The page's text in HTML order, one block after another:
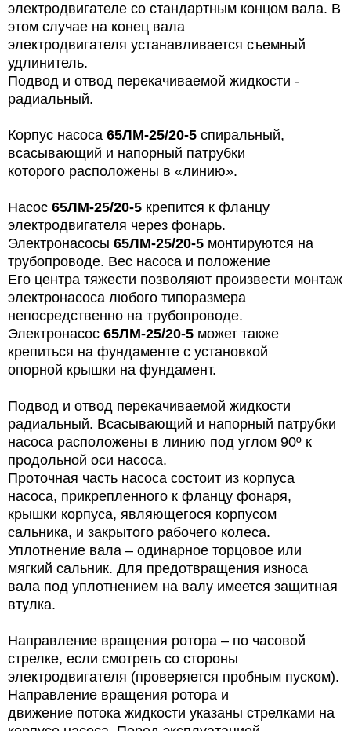
электродвигателе со стандартным концом вала. В
этом случае на конец вала
электродвигателя устанавливается съемный
удлинитель.
Подвод и отвод перекачиваемой жидкости -
радиальный.
Корпус насоса 65ЛМ-25/20-5 спиральный,
всасывающий и напорный патрубки
которого расположены в «линию».
Насос 65ЛМ-25/20-5 крепится к фланцу
электродвигателя через фонарь.
Электронасосы 65ЛМ-25/20-5 монтируются на
трубопроводе. Вес насоса и положение
Его центра тяжести позволяют произвести монтаж
электронасоса любого типоразмера
непосредственно на трубопроводе.
Электронасос 65ЛМ-25/20-5 может также
крепиться на фундаменте с установкой
опорной крышки на фундамент.
Подвод и отвод перекачиваемой жидкости
радиальный. Всасывающий и напорный патрубки
насоса расположены в линию под углом 90º к
продольной оси насоса.
Проточная часть насоса состоит из корпуса
насоса, прикрепленного к фланцу фонаря,
крышки корпуса, являющегося корпусом
сальника, и закрытого рабочего колеса.
Уплотнение вала – одинарное торцовое или
мягкий сальник. Для предотвращения износа
вала под уплотнением на валу имеется защитная
втулка.
Направление вращения ротора – по часовой
стрелке, если смотреть со стороны
электродвигателя (проверяется пробным пуском).
Направление вращения ротора и
движение потока жидкости указаны стрелками на